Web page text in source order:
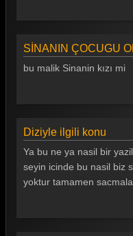
SİNANIN ÇOCUGU
bu malik Sinanin kızı mi
Diziyle ilgili konu
Ya bu ne ya nasil bir
seyin icinde bu nasil biz
yoktur tamamen